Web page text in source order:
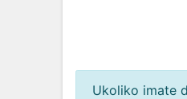
Ukoliko imate